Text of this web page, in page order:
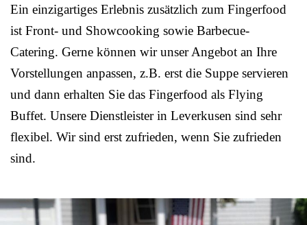
Ein einzigartiges Erlebnis zusätzlich zum Fingerfood
ist Front- und Showcooking sowie Barbecue-
Catering. Gerne können wir unser Angebot an Ihre
Vorstellungen anpassen, z.B. erst die Suppe servieren
und dann erhalten Sie das Fingerfood als Flying
Buffet. Unsere Dienstleister in Leverkusen sind sehr
flexibel. Wir sind erst zufrieden, wenn Sie zufrieden
sind.